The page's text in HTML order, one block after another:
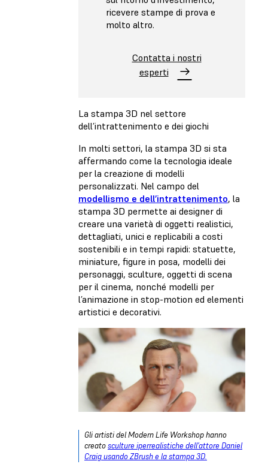
ricevere stampe di prova e
molto altro.
Contatta i nostri
esperti
La stampa 3D nel settore
dell’intrattenimento e dei giochi
In molti settori, la stampa 3D si sta
affermando come la tecnologia ideale
per la creazione di modelli
personalizzati. Nel campo del
modellismo e dell’intrattenimento, la
stampa 3D permette ai designer di
creare una varietà di oggetti realistici,
dettagliati, unici e replicabili a costi
sostenibili e in tempi rapidi: statuette,
miniature, figure in posa, modelli dei
personaggi, sculture, oggetti di scena
per il cinema, nonché modelli per
l’animazione in stop-motion ed elementi
artistici e decorativi.
Gli artisti del Modern Life Workshop hanno
creatosculture iperrealistiche dell’attore Daniel
Craig usando ZBrush e la stampa 3D.